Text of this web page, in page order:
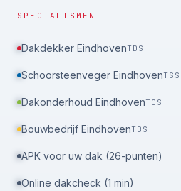
SPECIALISMEN
Dakdekker EindhovenTDS
Schoorsteenveger EindhovenTSS
Dakonderhoud EindhovenTOS
Bouwbedrijf EindhovenTBS
APK voor uw dak (26-punten)
Online dakcheck (1 min)